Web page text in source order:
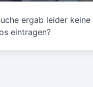
ergab leider
eintragen?